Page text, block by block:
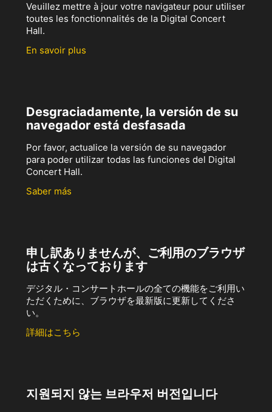
Veuillez mettre à jour votre navigateur pour utiliser
toutes les fonctionnalités de la Digital Concert
Hall.
En savoir plus
Desgraciadamente, la versión de su
navegador está desfasada
Por favor, actualice la versión de su navegador
para poder utilizar todas las funciones del Digital
Concert Hall.
Saber más
申し訳ありませんが、ご利用のブラウザ
は古くなっております
デジタル・コンサートホールの全ての機能をご利用い
ただくために、ブラウザを最新版に更新してくださ
い。
詳細はこちら
지원되지 않는 브라우저 버전입니다